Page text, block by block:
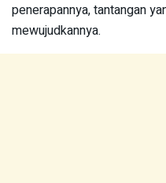
penerapannya, tantangan
mewujudkannya.